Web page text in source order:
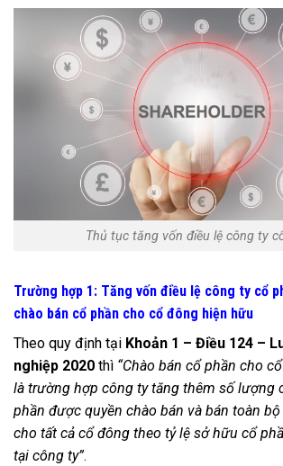
Thủ tục tăng vốn điều lệ công ty
Trường hợp 1: Tăng vốn điều lệ công ty cổ
chào bán cổ phần cho cổ đông hiện hữu
Theo quy định tại Khoản 1 – Điều 124 –
nghiệp 2020 thì “Chào bán cổ phần cho
là trường hợp công ty tăng thêm số lượng
phần được quyền chào bán và bán toàn
cho tất cả cổ đông theo tỷ lệ sở hữu cổ
tại công ty”.